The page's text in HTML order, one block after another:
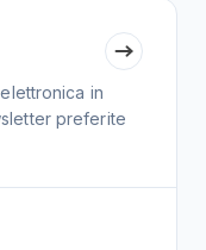
in
preferite